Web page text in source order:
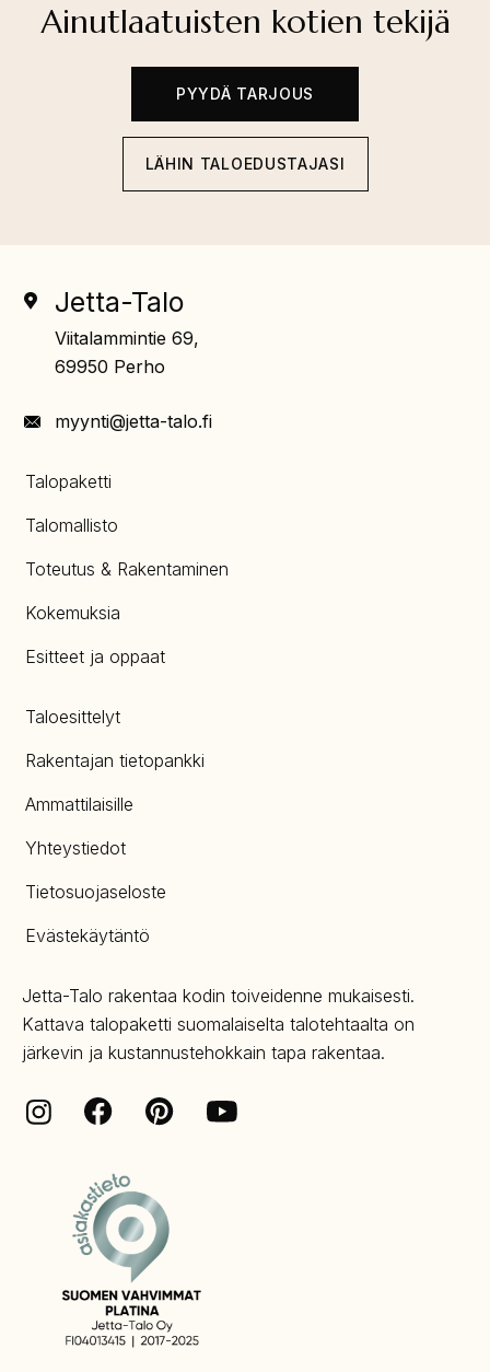
Ainutlaatuisten kotien tekijä
PYYDÄ TARJOUS
LÄHIN TALOEDUSTAJASI
Jetta-Talo
Viitalammintie 69,
69950 Perho
myynti@jetta-talo.fi
Talopaketti
Talomallisto
Toteutus & Rakentaminen
Kokemuksia
Esitteet ja oppaat
Taloesittelyt
Rakentajan tietopankki
Ammattilaisille
Yhteystiedot
Tietosuojaseloste
Evästekäytäntö
Jetta-Talo rakentaa kodin toiveidenne mukaisesti.
Kattava talopaketti suomalaiselta talotehtaalta on
järkevin ja kustannustehokkain tapa rakentaa.
InstagramFacebookPinterestYoutube